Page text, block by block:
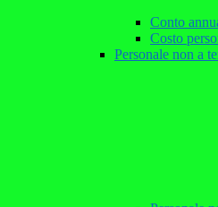
Conto
Costo
Personale non a